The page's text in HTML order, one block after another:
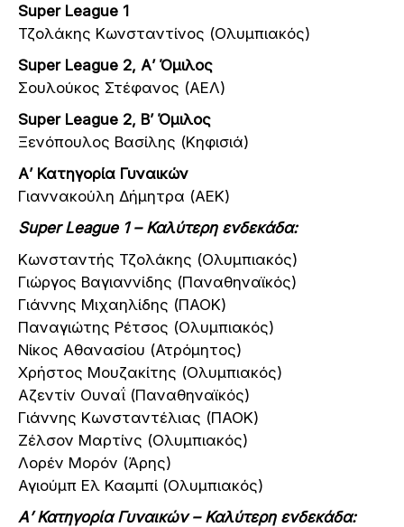
Super League 1
Τζολάκης Κωνσταντίνος (Ολυμπιακός)
Super League 2, Α’ Όμιλος
Σουλούκος Στέφανος (ΑΕΛ)
Super League 2, Β’ Όμιλος
Ξενόπουλος Βασίλης (Κηφισιά)
Α’ Κατηγορία Γυναικών
Γιαννακούλη Δήμητρα (ΑΕΚ)
Super League 1 – Καλύτερη ενδεκάδα:
Κωνσταντής Τζολάκης (Ολυμπιακός)
Γιώργος Βαγιαννίδης (Παναθηναϊκός)
Γιάννης Μιχαηλίδης (ΠΑΟΚ)
Παναγιώτης Ρέτσος (Ολυμπιακός)
Νίκος Αθανασίου (Ατρόμητος)
Χρήστος Μουζακίτης (Ολυμπιακός)
Αζεντίν Ουναΐ (Παναθηναϊκός)
Γιάννης Κωνσταντέλιας (ΠΑΟΚ)
Ζέλσον Μαρτίνς (Ολυμπιακός)
Λορέν Μορόν (Άρης)
Αγιούμπ Ελ Κααμπί (Ολυμπιακός)
Α’ Κατηγορία Γυναικών – Καλύτερη ενδεκάδα: